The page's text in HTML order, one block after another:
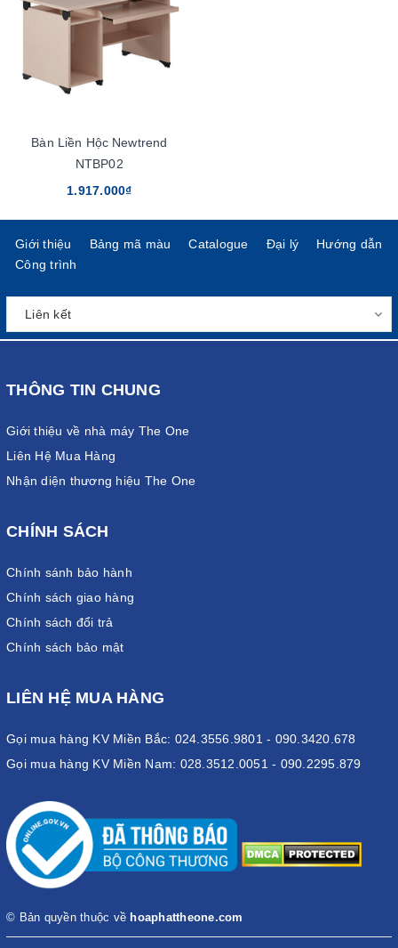
Bàn Liền Hộc Newtrend
NTBP02
1.917.000₫
Giới thiệu Bảng mã màu Catalogue Đại lý
Hướng dẫn
Công trình
THÔNG TIN CHUNG
Giới thiệu về nhà máy The One
Liên Hệ Mua Hàng
Nhận diện thương hiệu The One
CHÍNH SÁCH
Chính sánh bảo hành
Chính sách giao hàng
Chính sách đổi trả
Chính sách bảo mật
LIÊN HỆ MUA HÀNG
Gọi mua hàng KV Miền Bắc: 024.3556.9801 - 090.3420.678
Gọi mua hàng KV Miền Nam: 028.3512.0051 - 090.2295.879
© Bản quyền thuộc về hoaphattheone.com